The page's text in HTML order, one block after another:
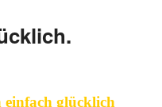
einfach glücklich